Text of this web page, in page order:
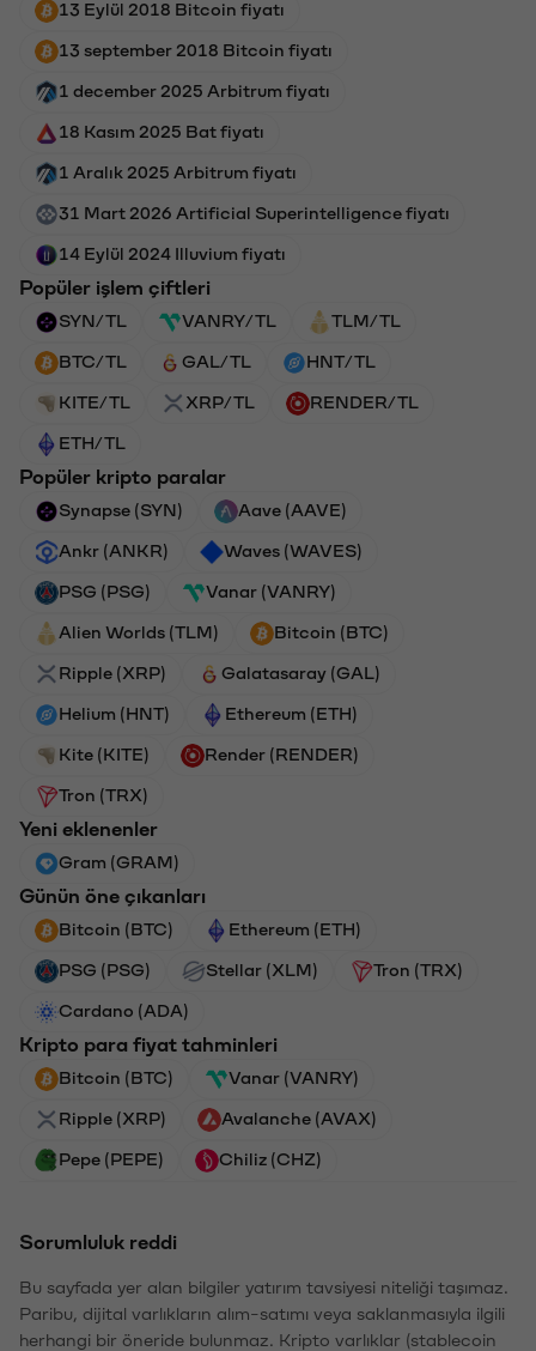
13 Eylül 2018 Bitcoin fiyatı
13 september 2018 Bitcoin fiyatı
1 december 2025 Arbitrum fiyatı
18 Kasım 2025 Bat fiyatı
1 Aralık 2025 Arbitrum fiyatı
31 Mart 2026 Artificial Superintelligence fiyatı
14 Eylül 2024 Illuvium fiyatı
Popüler işlem çiftleri
SYN/TL VANRY/TL TLM/TL
BTC/TL GAL/TL HNT/TL
KITE/TL XRP/TL RENDER/TL
ETH/TL
Popüler kripto paralar
Synapse (SYN) Aave (AAVE)
Ankr (ANKR) Waves (WAVES)
PSG (PSG) Vanar (VANRY)
Alien Worlds (TLM) Bitcoin (BTC)
Ripple (XRP) Galatasaray (GAL)
Helium (HNT) Ethereum (ETH)
Kite (KITE) Render (RENDER)
Tron (TRX)
Yeni eklenenler
Gram (GRAM)
Günün öne çıkanları
Bitcoin (BTC) Ethereum (ETH)
PSG (PSG) Stellar (XLM) Tron (TRX)
Cardano (ADA)
Kripto para fiyat tahminleri
Bitcoin (BTC) Vanar (VANRY)
Ripple (XRP) Avalanche (AVAX)
Pepe (PEPE) Chiliz (CHZ)
Sorumluluk reddi
Bu sayfada yer alan bilgiler yatırım tavsiyesi niteliği taşımaz.
Paribu, dijital varlıkların alım-satımı veya saklanmasıyla ilgili
herhangi bir öneride bulunmaz. Kripto varlıklar (stablecoin